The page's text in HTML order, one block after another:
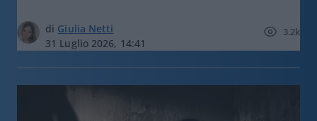
di Giulia Netti
31 Luglio 2026, 14:41
3.2k